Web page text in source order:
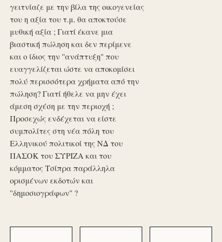
γειτνίαζε με την βίλα της οικογενείας
του η αξία του τ.μ. θα αποκτούσε
μυθική αξία ; Γιατί έκανε μια
βιαστική πώληση και δεν περίμενε
και ο ίδιος την ''ανάπτυξη'' που
ευαγγελίζεται ώστε να αποκομίσει
πολύ περισσότερα χρήματα από την
πώληση? Γιατί ήθελε να μην έχει
άμεση σχέση με την περιοχή ;
Προσεχώς ενδέχεται να είστε
συμπολίτες στη νέα πόλη του
Ελληνικού πολιτικοί της ΝΔ του
ΠΑΣΟΚ του ΣΥΡΙΖΑ και του
κόμματος Τσίπρα παράλληλα
ορισμένων εκδοτών και
''δημοσιογράφων'' ?